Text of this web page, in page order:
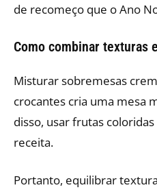
de recomeço que o Ano
Como combinar texturas
Misturar sobremesas
crocantes cria uma mesa
disso, usar frutas
receita.
Portanto, equilibrar